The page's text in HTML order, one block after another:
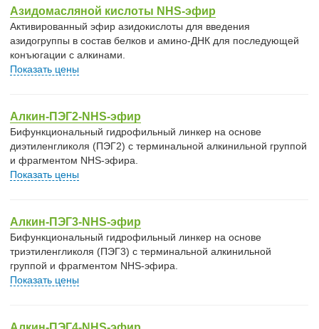
Азидомасляной кислоты NHS-эфир
Активированный эфир азидокислоты для введения
азидогруппы в состав белков и амино-ДНК для последующей
конъюгации с алкинами.
Показать цены
Алкин-ПЭГ2-NHS-эфир
Бифункциональный гидрофильный линкер на основе
диэтиленгликоля (ПЭГ2) с терминальной алкинильной группой
и фрагментом NHS-эфира.
Показать цены
Алкин-ПЭГ3-NHS-эфир
Бифункциональный гидрофильный линкер на основе
триэтиленгликоля (ПЭГ3) с терминальной алкинильной
группой и фрагментом NHS-эфира.
Показать цены